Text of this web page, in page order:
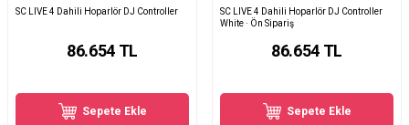
SC LIVE 4 Dahili Hoparlör DJ Controller
86.654TL
Sepete Ekle
SC LIVE 4 Dahili Hoparlör DJ Controller
White · Ön Sipariş
86.654TL
Sepete Ekle